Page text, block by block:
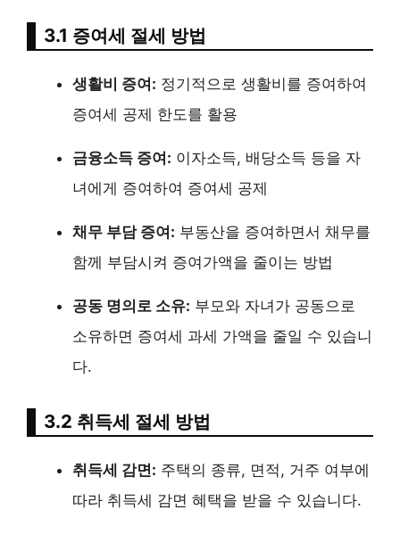
3.1 증여세 절세 방법
생활비 증여: 정기적으로 생활비를 증여하여
증여세 공제 한도를 활용
금융소득 증여: 이자소득, 배당소득 등을 자
녀에게 증여하여 증여세 공제
채무 부담 증여: 부동산을 증여하면서 채무를
함께 부담시켜 증여가액을 줄이는 방법
공동 명의로 소유: 부모와 자녀가 공동으로
소유하면 증여세 과세 가액을 줄일 수 있습니
다.
3.2 취득세 절세 방법
취득세 감면: 주택의 종류, 면적, 거주 여부에
따라 취득세 감면 혜택을 받을 수 있습니다.